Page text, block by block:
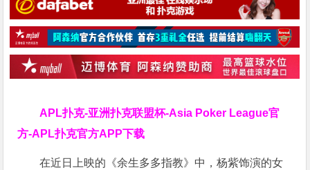
APL扑克-亚洲扑克联盟杯-Asia Poker League官
方-APL扑克官方APP下载
在近日上映的《余生多多指教》中，杨紫饰演的女